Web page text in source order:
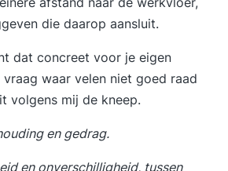
wordt deze locatie in overleg
inschrijvingstraining is in
aangeboden.
op aanvraag rechtstreeks bij
die daarop aansluit.
dat concreet voor je eigen
waar velen niet goed raad
volgens mij de kneep.
en gedrag.
en onverschilligheid, tussen